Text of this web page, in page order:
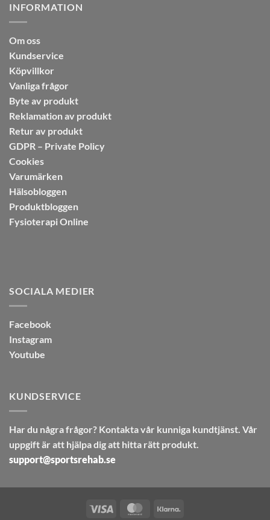
INFORMATION
Om oss
Kundservice
Köpvillkor
Vanliga frågor
Byte av produkt
Reklamation av produkt
Retur av produkt
GDPR – Private Policy
Cookies
Varumärken
Hälsobloggen
Produktbloggen
Fysioterapi Online
SOCIALA MEDIER
Facebook
Instagram
Youtube
KUNDSERVICE
Har du några frågor? Kontakta vår kunniga kundtjänst. Vår
uppgift är att hjälpa dig att hitta rätt produkt.
support@sportsrehab.se
Visa MasterCard